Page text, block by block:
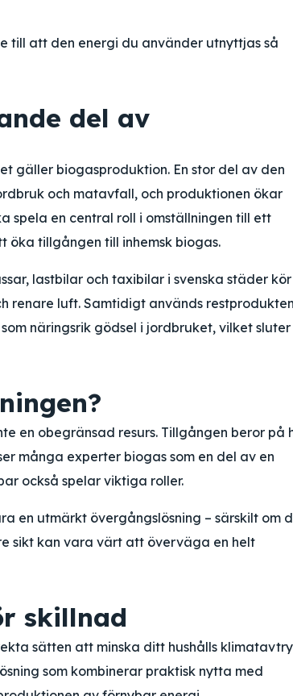
till att den energi du använder utnyttjas så
del av
gäller biogasproduktion. En stor del av den
och matavfall, och produktionen ökar
spela en central roll i omställningen till ett
öka tillgången till inhemsk biogas.
lastbilar och taxibilar i svenska städer kör
renare luft. Samtidigt används restprodukten
näringsrik gödsel i jordbruket, vilket sluter
en obegränsad resurs. Tillgången beror på
många experter biogas som en del av en
också spelar viktiga roller.
en utmärkt övergångslösning – särskilt om
sikt kan vara värt att överväga en helt
skillnad
sätten att minska ditt hushålls
som kombinerar praktisk nytta med